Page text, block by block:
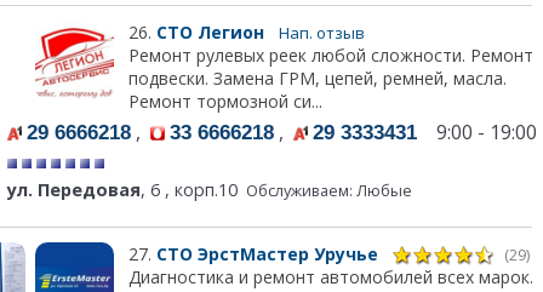
26. СТО Легион Нап. отзыв
Ремонт рулевых реек любой сложности. Ремонт
подвески. Замена ГРМ, цепей, ремней, масла.
Ремонт тормозной си...
29 6666218 , 33 6666218 , 29 3333431 9:00 - 19:00
ул. Передовая, 6 , корп.10 Обслуживаем: Любые
27. СТО ЭрстМастер Уручье (29)
Диагностика и ремонт автомобилей всех марок.